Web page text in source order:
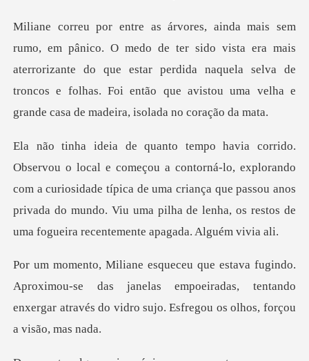
o vista era mais
aterrorizante do que estar perdida naquela selva de
troncos e folhas.
lo, explorando
com a curiosidade típica de uma criança que passou anos
privada do mundo.
imou-se das janelas empoeiradas, tentando
enxergar através